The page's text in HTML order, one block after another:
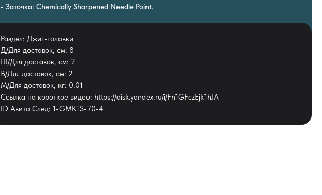
- Заточка: Chemically Sharpened Needle Point.
Раздел: Джиг-головки
Д/Для доставок, см: 8
Ш/Для доставок, см: 2
В/Для доставок, см: 2
М/Для доставок, кг: 0.01
Ссылка на короткое видео: https://disk.yandex.ru/i/Fn1GFczEjk1hJA
ID Авито След: 1-GMKTS-70-4